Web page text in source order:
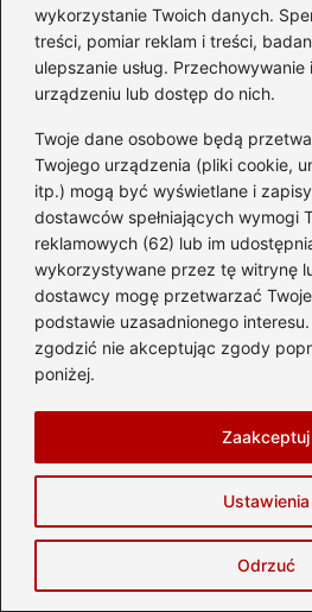
wykorzystanie Twoich danych.
treści, pomiar reklam i treści,
ulepszanie usług. Przechowywanie
urządzeniu lub dostęp do nich.
Twoje dane osobowe będą
Twojego urządzenia (pliki cookie,
itp.) mogą być wyświetlane i
dostawców spełniających wymogi
reklamowych (62) lub im
wykorzystywane przez tę witrynę
dostawcy mogę przetwarzać
podstawie uzasadnionego
zgodzić nie akceptując zgody
poniżej.
Ustawienia
Odrzuć
Zaakceptuj
nowoczesne elektroniczne
informacyjne, ławki z
ładowania urządzeń, oraz
Powiązane wpisy:
Najlepsze sposoby,
Warszawy do
Ile wynosi zniżka dla
podróże PKP?
Jak dojechać do
najłatwiejszych
Chorzów powraca na
kiedy otwarcie
Jak dojechać do
Poznaniu? Praktyczny